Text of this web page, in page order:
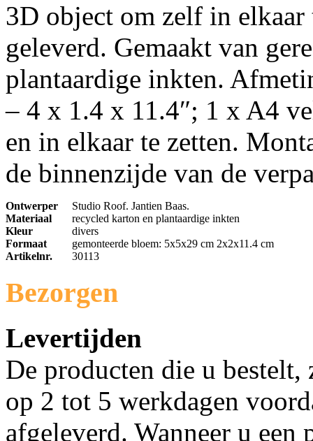
3D object om zelf in
geleverd. Gemaakt van
plantaardige inkten.
– 4 x 1.4 x 11.4″; 1 x A4
en in elkaar te zetten.
de binnenzijde van de
Ontwerper
Studio Roof. Jantien Baas.
Materiaal
recycled karton en plantaardige inkten
Kleur
divers
Formaat
gemonteerde bloem: 5x5x29 cm 2x2x11.4 cm
Artikelnr.
30113
Bezorgen
Levertijden
De producten die u
op 2 tot 5 werkdagen
afgeleverd. Wanneer u